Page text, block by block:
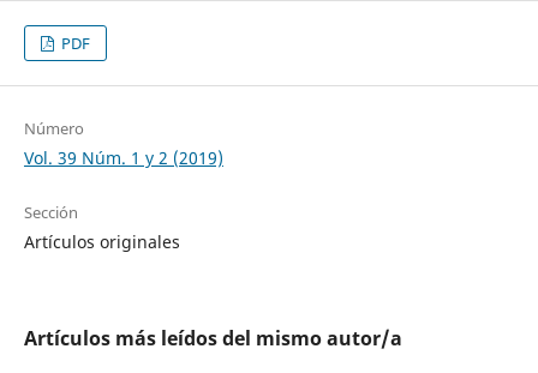
PDF
Número
Vol. 39 Núm. 1 y 2 (2019)
Sección
Artículos originales
Artículos más leídos del mismo autor/a